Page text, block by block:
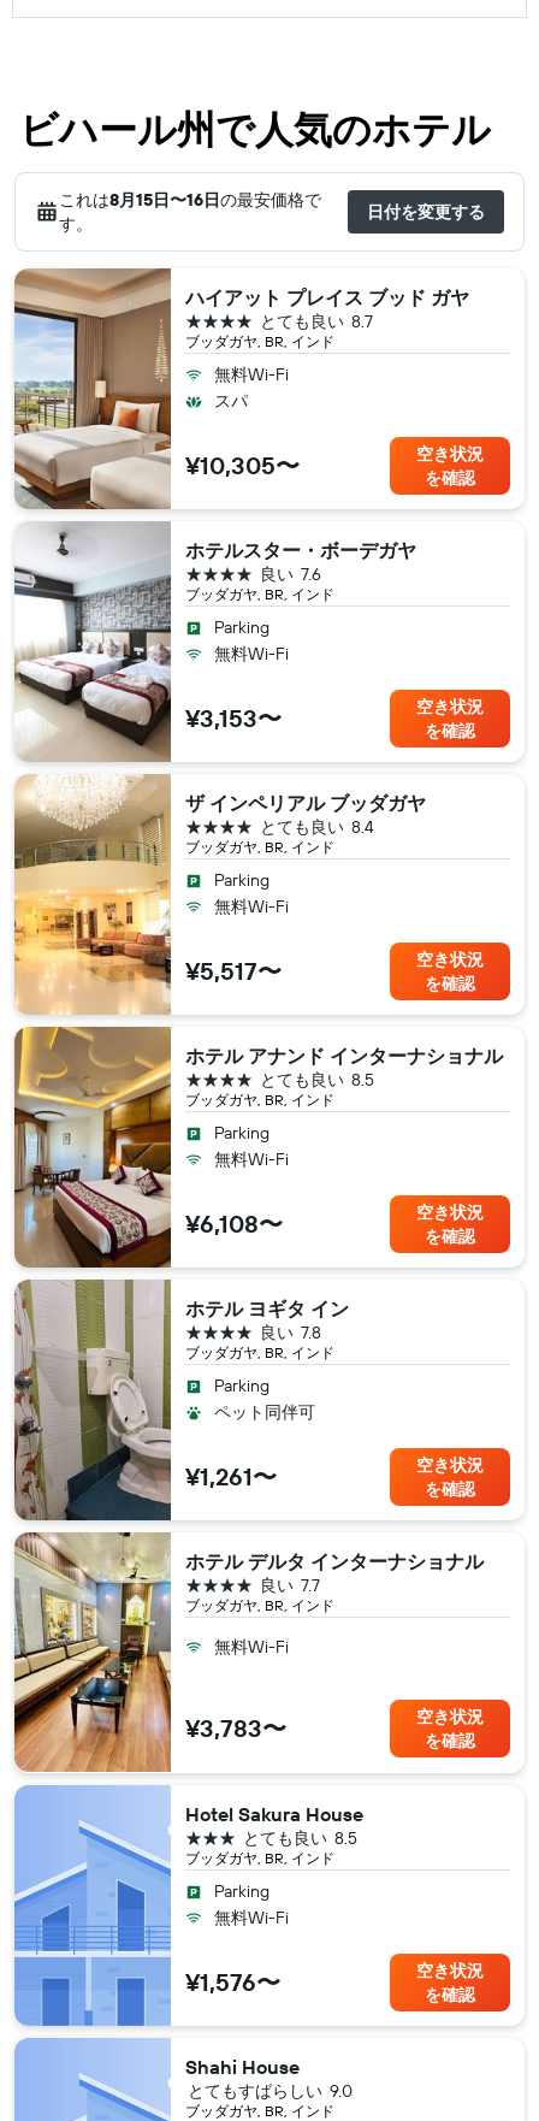
ビハール州で人気のホテル
これは8月15日​〜16日の最安価格で
す。
日付を変更する
ハイアット プレイス ブッド ガヤ
ブッダガヤ, BR, インド
8.7
とても良い
4つ星
無料Wi-Fi
スパ
¥10,305〜
空き状況
を確認
ホテルスター・ボーデガヤ
ブッダガヤ, BR, インド
7.6
良い
4つ星
Parking
無料Wi-Fi
¥3,153〜
空き状況
を確認
ザ インペリアル ブッダガヤ
ブッダガヤ, BR, インド
8.4
とても良い
4つ星
Parking
無料Wi-Fi
¥5,517〜
空き状況
を確認
ホテル アナンド インターナショナル
ブッダガヤ, BR, インド
8.5
とても良い
4つ星
Parking
無料Wi-Fi
¥6,108〜
空き状況
を確認
ホテル ヨギタ イン
ブッダガヤ, BR, インド
7.8
良い
4つ星
Parking
ペット同伴可
¥1,261〜
空き状況
を確認
ホテル デルタ インターナショナル
ブッダガヤ, BR, インド
7.7
良い
4つ星
無料Wi-Fi
¥3,783〜
空き状況
を確認
Hotel Sakura House
ブッダガヤ, BR, インド
8.5
とても良い
3つ星
Parking
無料Wi-Fi
¥1,576〜
空き状況
を確認
Shahi House
ブッダガヤ, BR, インド
9.0
とてもすばらしい